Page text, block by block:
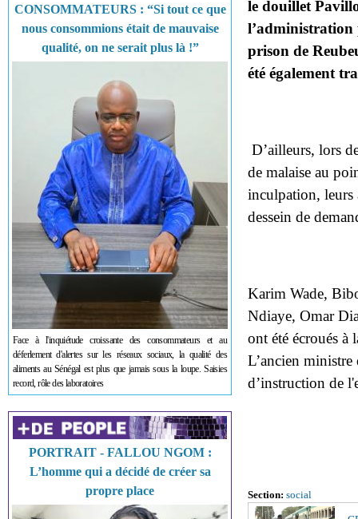
CONSOMMATEURS : “Si tout ce que
nous consommions était de mauvaise
qualité, on ne serait plus là !”
Face à l'inquiétude croissante des consommateurs et au
déferlement d'alertes sur les réseaux sociaux, la qualité des
aliments au Sénégal est plus que jamais sous la loupe. Saisies
record, rôle des laboratoires
PORTRAIT - FALLOU NGOM :
L’homme qui a décidé de créer sa
propre place
le douillet
l’administration
prison de
été également
D’ailleurs, lors
de malaise au
inculpation, leurs
dessein de
Karim Wade,
Ndiaye, Omar
ont été écroués à
L’ancien
d’instruction de
Section: social